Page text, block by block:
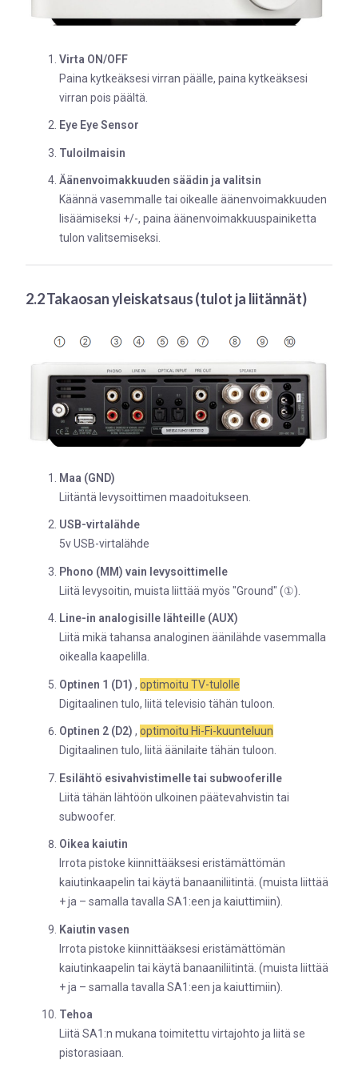
Virta ON/OFF
Paina kytkeäksesi virran päälle, paina kytkeäksesi
virran pois päältä.
Eye Eye Sensor
Tuloilmaisin
Äänenvoimakkuuden säädin ja valitsin
Käännä vasemmalle tai oikealle äänenvoimakkuuden
lisäämiseksi +/-, paina äänenvoimakkuuspainiketta
tulon valitsemiseksi.
2.2 Takaosan yleiskatsaus (tulot ja liitännät)
Maa (GND)
Liitäntä levysoittimen maadoitukseen.
USB-virtalähde
5v USB-virtalähde
Phono (MM) vain levysoittimelle
Liitä levysoitin, muista liittää myös "Ground" (①).
Line-in analogisille lähteille (AUX)
Liitä mikä tahansa analoginen äänilähde vasemmalla
oikealla kaapelilla.
Optinen 1 (D1) , optimoitu TV-tulolle
Digitaalinen tulo, liitä televisio tähän tuloon.
Optinen 2 (D2) , optimoitu Hi-Fi-kuunteluun
Digitaalinen tulo, liitä äänilaite tähän tuloon.
Esilähtö esivahvistimelle tai subwooferille
Liitä tähän lähtöön ulkoinen päätevahvistin tai
subwoofer.
Oikea kaiutin
Irrota pistoke kiinnittääksesi eristämättömän
kaiutinkaapelin tai käytä banaaniliitintä. (muista liittää
+ ja – samalla tavalla SA1:een ja kaiuttimiin).
Kaiutin vasen
Irrota pistoke kiinnittääksesi eristämättömän
kaiutinkaapelin tai käytä banaaniliitintä. (muista liittää
+ ja – samalla tavalla SA1:een ja kaiuttimiin).
Tehoa
Liitä SA1:n mukana toimitettu virtajohto ja liitä se
pistorasiaan.